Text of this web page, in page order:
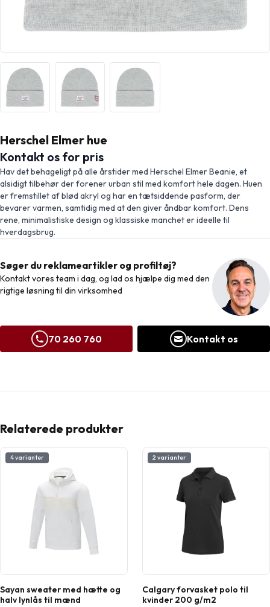
Herschel Elmer hue
Kontakt os for pris
Hav det behageligt på alle årstider med Herschel Elmer Beanie, et
alsidigt tilbehør der forener urban stil med komfort hele dagen. Huen
er fremstillet af blød akryl og har en tætsiddende pasform, der
bevarer varmen, samtidig med at den giver åndbar komfort. Dens
rene, minimalistiske design og klassiske manchet er ideelle til
hverdagsbrug.
Søger du reklameartikler og profiltøj?
Kontakt vores team i dag, og lad os hjælpe dig med den
rigtige løsning til din virksomhed
70 260 760 Kontakt os
Relaterede produkter
4 varianter
Sayan sweater med hætte og
halv lynlås til mænd
2 varianter
Calgary forvasket polo til
kvinder 200 g/m2